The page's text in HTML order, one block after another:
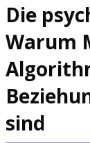
Die
Warum
sind